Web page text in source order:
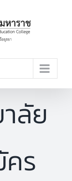
ลัย
คร